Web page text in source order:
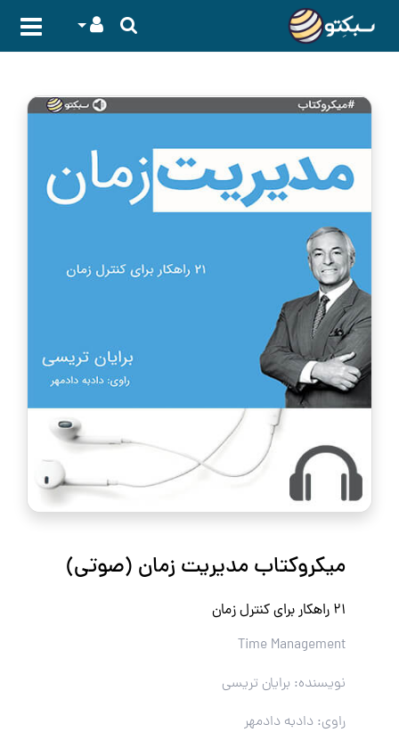
میکروکتاب مدیریت زمان (صوتی)
۲۱ راهکار برای کنترل زمان
Time Management
نویسنده: برایان تریسی
راوی: دادبه دادمهر